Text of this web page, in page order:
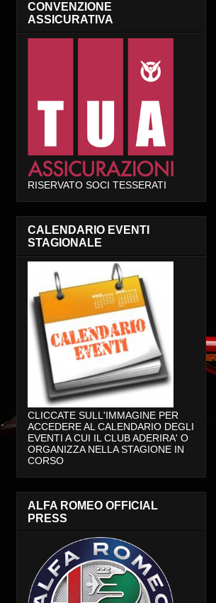
CONVENZIONE
ASSICURATIVA
RISERVATO SOCI TESSERATI
CALENDARIO EVENTI
STAGIONALE
CLICCATE SULL'IMMAGINE PER
ACCEDERE AL CALENDARIO DEGLI
EVENTI A CUI IL CLUB ADERIRA' O
ORGANIZZA NELLA STAGIONE IN
CORSO
ALFA ROMEO OFFICIAL
PRESS